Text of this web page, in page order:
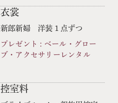
衣裳
新郎新婦 洋装１点ずつ
プレゼント : ベール・グロー
ブ・アクセサリーレンタル
控室料